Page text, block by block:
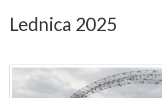
Lednica 2025